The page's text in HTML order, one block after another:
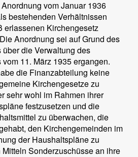
vom Januar 1936
bestehenden Verhältnissen
erlassenen Kirchengesetz
Anordnung sei auf Grund des
die Verwaltung des
11. März 1935 ergangen.
die Finanzabteilung keine
Kirchengesetze zu
sehr wohl im Rahmen ihrer
festzusetzen und die
zu überwachen, die
den Kirchengemeinden im
der Haushaltspläne zu
Sonderzuschüsse an ihre